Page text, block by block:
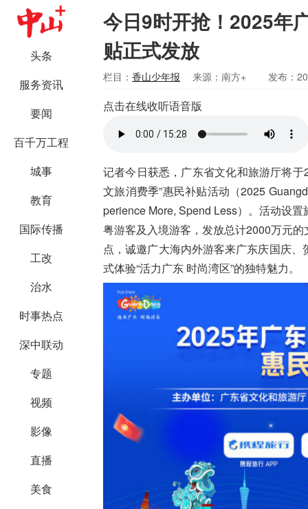
头条
服务资讯
要闻
百千万工程
城事
教育
国际传播
工改
治水
时事热点
深中联动
专题
视频
影像
直播
美食
今日9时开抢！2025年
贴正式发放
栏目： 香山少年报 来源：南方+ 发布：
点击在线收听语音版
记者今日获悉， 广东省文化和旅游厅将
文旅消费季”惠民补贴活动 （2025
perience More, Spend Less）。活动设置
粤游客及入境游客，发放总计2000万元的
点，诚邀广大海内外游客来广东庆国庆
式体验“活力广东 时尚湾区”的独特魅力。